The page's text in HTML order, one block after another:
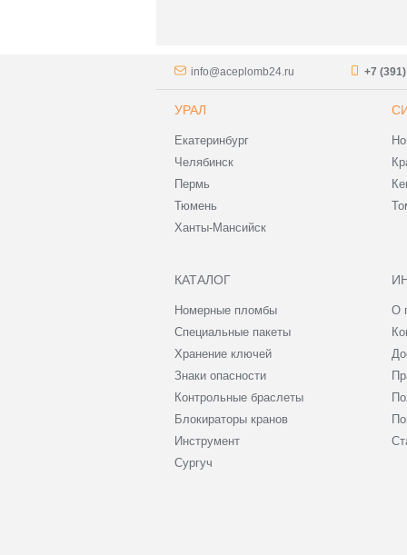
info@aceplomb24.ru +7
УРАЛ
Екатеринбург
Челябинск
Пермь
Тюмень
Ханты-Мансийск
КАТАЛОГ
Номерные пломбы
Специальные пакеты
Хранение ключей
Знаки опасности
Контрольные браслеты
Блокираторы кранов
Инструмент
Сургуч
О